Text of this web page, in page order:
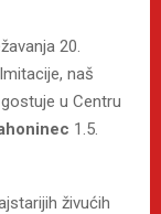
20.
naš
gostuje u Centru
1.5.
živućih